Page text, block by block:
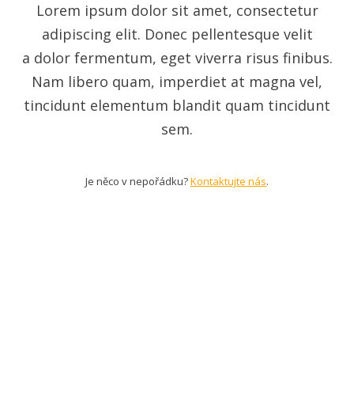
Lorem ipsum dolor sit amet, consectetur
adipiscing elit. Donec pellentesque velit
a dolor fermentum, eget viverra risus finibus.
Nam libero quam, imperdiet at magna vel,
tincidunt elementum blandit quam tincidunt
sem.
Je něco v nepořádku?Kontaktujte nás.